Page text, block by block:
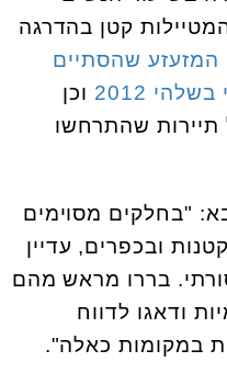
קטן בהדרגה
המזעזע שהסתיים
2012
וכן
שהתרחשו
"בחלקים מסוימים
ובכפרים, עדיין
בררו מראש מהם
ודאגו לדווח
במקומות כאלה".